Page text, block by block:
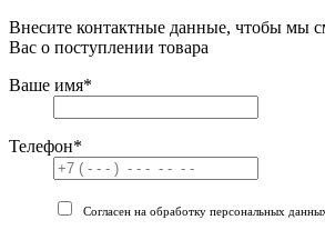
Внесите контактные данные, чтобы мы
Вас о поступлении товара
Ваше имя*
Телефон*
Согласен на обработку персональных